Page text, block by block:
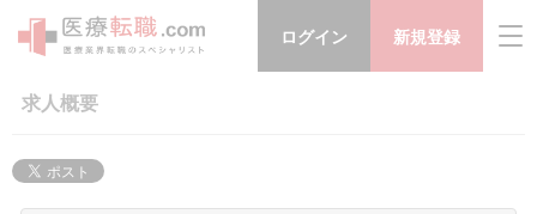
ログイン 新規登録
求人概要